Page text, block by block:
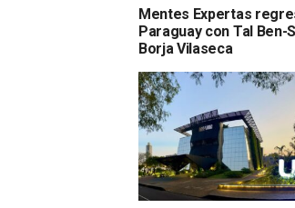
Mentes Expertas
Paraguay con Tal Ben-
Borja Vilaseca